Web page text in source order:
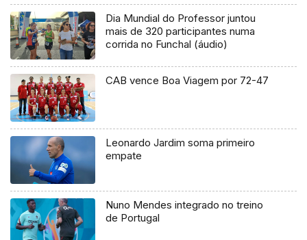
Dia Mundial do Professor juntou
mais de 320 participantes numa
corrida no Funchal (áudio)
CAB vence Boa Viagem por 72-47
Leonardo Jardim soma primeiro
empate
Nuno Mendes integrado no treino
de Portugal